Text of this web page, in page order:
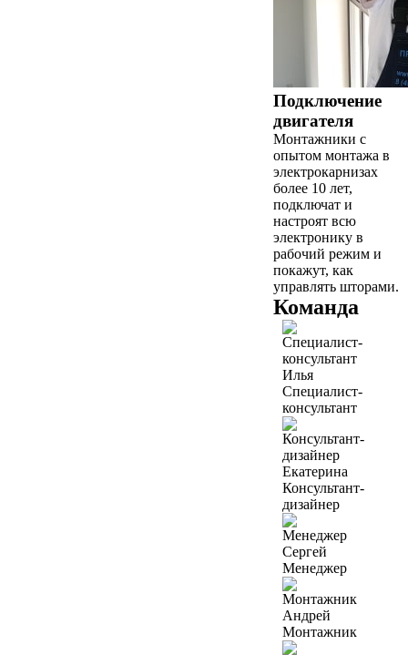
Подключение
двигателя
Монтажники с
опытом монтажа в
электрокарнизах
более 10 лет,
подключат и
настроят всю
электронику в
рабочий режим и
покажут, как
управлять шторами.
Команда
Илья
Специалист-
консультант
Екатерина
Консультант-
дизайнер
Сергей
Менеджер
Андрей
Монтажник